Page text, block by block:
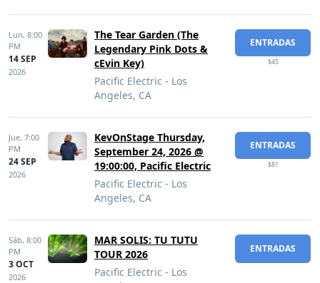
Lun, 8:00
PM
14 SEP
2026
The Tear Garden (The
Legendary Pink Dots &
cEvin Key)
Pacific Electric - Los
Angeles, CA
ENTRADAS
$45
Jue, 7:00
PM
24 SEP
2026
KevOnStage Thursday,
September 24, 2026 @
19:00:00, Pacific Electric
Pacific Electric - Los
Angeles, CA
ENTRADAS
$81
Sáb, 8:00
PM
3 OCT
2026
MAR SOLIS: TU TUTU
TOUR 2026
Pacific Electric - Los
ENTRADAS